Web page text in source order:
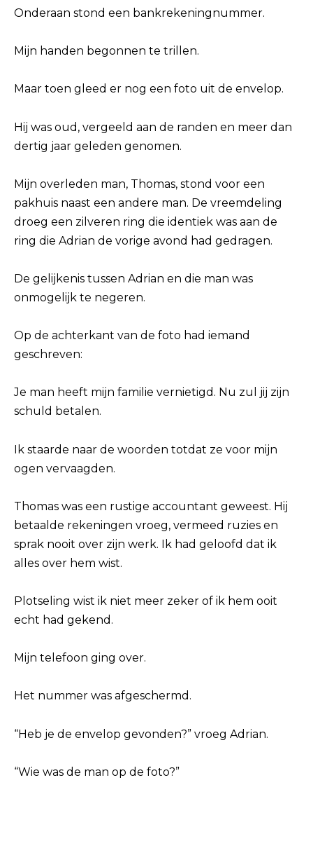
Onderaan stond een bankrekeningnummer.
Mijn handen begonnen te trillen.
Maar toen gleed er nog een foto uit de envelop.
Hij was oud, vergeeld aan de randen en meer dan
dertig jaar geleden genomen.
Mijn overleden man, Thomas, stond voor een
pakhuis naast een andere man. De vreemdeling
droeg een zilveren ring die identiek was aan de
ring die Adrian de vorige avond had gedragen.
De gelijkenis tussen Adrian en die man was
onmogelijk te negeren.
Op de achterkant van de foto had iemand
geschreven:
Je man heeft mijn familie vernietigd. Nu zul jij zijn
schuld betalen.
Ik staarde naar de woorden totdat ze voor mijn
ogen vervaagden.
Thomas was een rustige accountant geweest. Hij
betaalde rekeningen vroeg, vermeed ruzies en
sprak nooit over zijn werk. Ik had geloofd dat ik
alles over hem wist.
Plotseling wist ik niet meer zeker of ik hem ooit
echt had gekend.
Mijn telefoon ging over.
Het nummer was afgeschermd.
“Heb je de envelop gevonden?” vroeg Adrian.
“Wie was de man op de foto?”